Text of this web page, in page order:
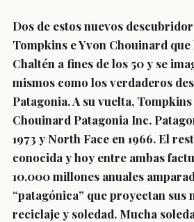
Dos de estos nuevos
Tompkins e Yvon Chouinard
Chaltén a fines de los 50 y se
mismos como los verdaderos
Patagonia. A su vuelta,
Chouinard Patagonia Inc.
1973 y North Face en 1966. El
conocida y hoy entre ambas
10.000 millones anuales
“patagónica” que proyectan sus
reciclaje y soledad. Mucha